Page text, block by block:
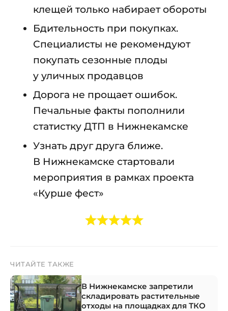
клещей только набирает обороты
Бдительность при покупках.
Специалисты не рекомендуют
покупать сезонные плоды
у уличных продавцов
Дорога не прощает ошибок.
Печальные факты пополнили
статистку ДТП в Нижнекамске
Узнать друг друга ближе.
В Нижнекамске стартовали
мероприятия в рамках проекта
«Курше фест»
ЧИТАЙТЕ ТАКЖЕ
В Нижнекамске запретили
складировать растительные
отходы на площадках для ТКО